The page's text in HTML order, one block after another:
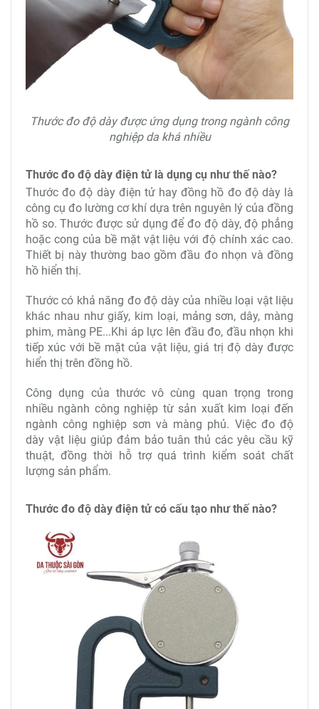
Thước đo độ dày được ứng dụng trong ngành công
nghiệp da khá nhiều
Thước đo độ dày điện tử là dụng cụ như thế nào?
Thước đo độ dày điện tử hay đồng hồ đo độ dày là
công cụ đo lường cơ khí dựa trên nguyên lý của đồng
hồ so. Thước được sử dụng để đo độ dày, độ phẳng
hoặc cong của bề mặt vật liệu với độ chính xác cao.
Thiết bị này thường bao gồm đầu đo nhọn và đồng
hồ hiển thị.
Thước có khả năng đo độ dày của nhiều loại vật liệu
khác nhau như giấy, kim loại, mảng sơn, dây, màng
phim, màng PE...Khi áp lực lên đầu đo, đầu nhọn khi
tiếp xúc với bề mặt của vật liệu, giá trị độ dày được
hiển thị trên đồng hồ.
Công dụng của thước vô cùng quan trọng trong
nhiều ngành công nghiệp từ sản xuất kim loại đến
ngành công nghiệp sơn và màng phủ. Việc đo độ
dày vật liệu giúp đảm bảo tuân thủ các yêu cầu kỹ
thuật, đồng thời hỗ trợ quá trình kiểm soát chất
lượng sản phẩm.
Thước đo độ dày điện tử có cấu tạo như thế nào?